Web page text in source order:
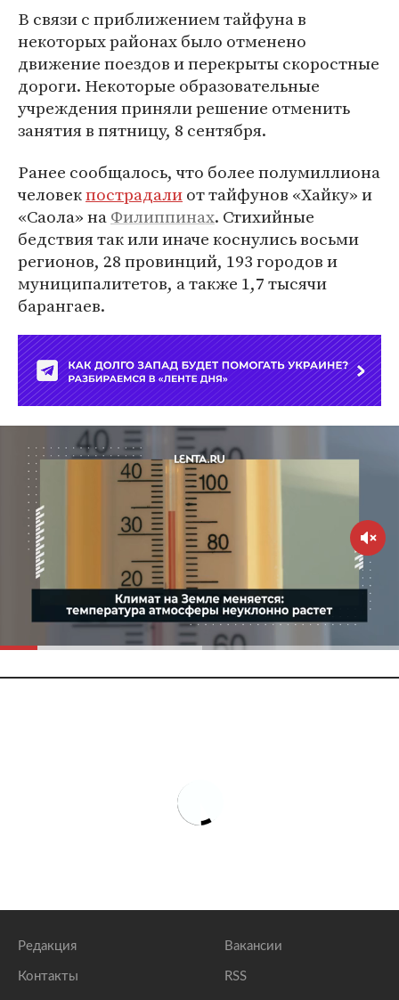
В связи с приближением тайфуна в
некоторых районах было отменено
движение поездов и перекрыты скоростные
дороги. Некоторые образовательные
учреждения приняли решение отменить
занятия в пятницу, 8 сентября.
Ранее сообщалось, что более полумиллиона
человекпострадалиот тайфунов «Хайку» и
«Саола» наФилиппинах. Стихийные
бедствия так или иначе коснулись восьми
регионов, 28 провинций, 193 городов и
муниципалитетов, а также 1,7 тысячи
барангаев.
Редакция
Контакты
Вакансии
RSS